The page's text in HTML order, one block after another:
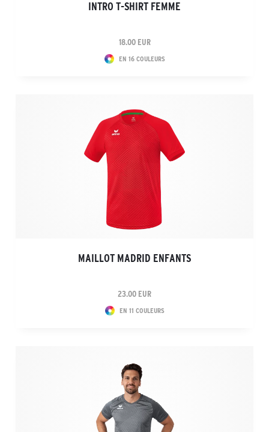
INTRO T-SHIRT FEMME
18.00 EUR
EN 16 COULEURS
MAILLOT MADRID ENFANTS
23.00 EUR
EN 11 COULEURS